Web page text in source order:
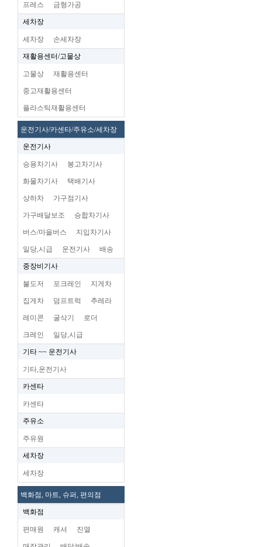
프레스 금형가공
세차장
세차장 손세차장
재활용센터/고물상
고물상 재활용센터
중고재활용센터
플라스틱재활용센터
운전기사/카센타/주유소/세차장
운전기사
승용차기사 봉고차기사
화물차기사 택배기사
상하차 가구점기사
가구배달보조 승합차기사
버스/마을버스 지입차기사
일당,시급 운전기사 배송
중장비기사
불도저 포크레인 지게차
집게차 덤프트럭 추레라
레미콘 굴삭기 로더
크레인 일당,시급
기타 ~~ 운전기사
기타,운전기사
카센타
카센타
주유소
주유원
세차장
세차장
백화점, 마트, 슈퍼, 편의점
백화점
편매원 캐셔 진열